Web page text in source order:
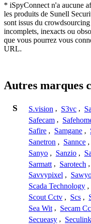
* iSpyConnect n'a aucune
les produits de Sunell
sont issus du
incomplets, inexacts ou
que vous pourrez vous
URL.
Autres marques
S S.vision , S3vc ,
Safecam ,
Safire , Samgane ,
Sanetron , Sannce ,
Sanyo , Sanzio ,
Sarmatt , Sarotech ,
Savvypixel ,
Scada Technology ,
Scout Cctv , Scs ,
Sea Wit , Secam
Secueasy , Seculink